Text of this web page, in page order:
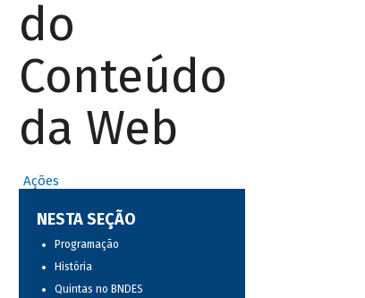
do
Conteúdo
da Web
Ações
NESTA SEÇÃO
Programação
História
Quintas no BNDES